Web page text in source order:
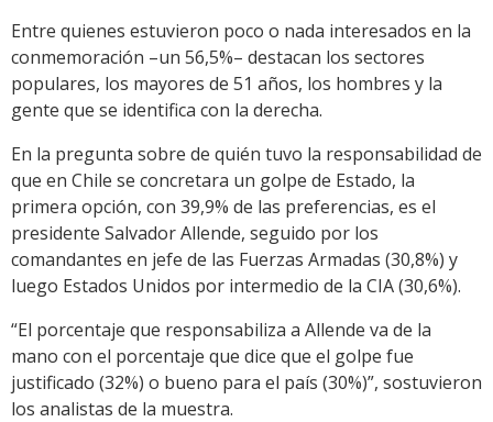
Entre quienes estuvieron poco o nada interesados en la
conmemoración –un 56,5%– destacan los sectores
populares, los mayores de 51 años, los hombres y la
gente que se identifica con la derecha.
En la pregunta sobre de quién tuvo la responsabilidad de
que en Chile se concretara un golpe de Estado, la
primera opción, con 39,9% de las preferencias, es el
presidente Salvador Allende, seguido por los
comandantes en jefe de las Fuerzas Armadas (30,8%) y
luego Estados Unidos por intermedio de la CIA (30,6%).
“El porcentaje que responsabiliza a Allende va de la
mano con el porcentaje que dice que el golpe fue
justificado (32%) o bueno para el país (30%)”, sostuvieron
los analistas de la muestra.